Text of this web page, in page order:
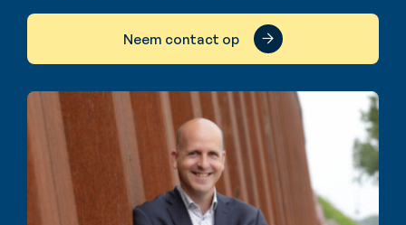
Neem contact op